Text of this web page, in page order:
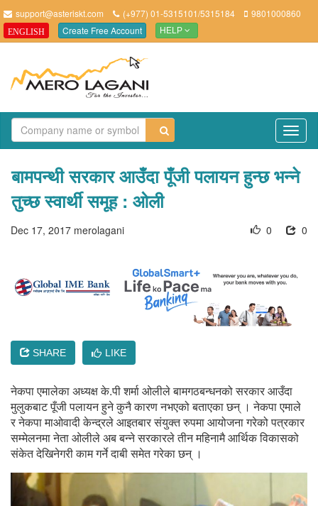
support@asteriskt.com (+977) 01-5315101/5315184 9801000860
ENGLISH Create Free Account HELP
बामपन्थी सरकार आउँदा पूँजी पलायन हुन्छ भन्ने
तुच्छ स्वार्थी समूह : ओली
Dec 17, 2017 merolagani 0
0
SHARE LIKE
नेकपा एमालेका अध्यक्ष के.पी शर्मा ओलीले बामगठबन्धनको सरकार आउँदा
मुलुकबाट पूँजी पलायन हुने कुनै कारण नभएको बताएका छन् । नेकपा एमाले
र नेकपा माओवादी केन्द्रले आइतबार संयुक्त रुपमा आयोजना गरेको पत्रकार
सम्मेलनमा नेता ओलीले अब बन्ने सरकारले तीन महिनामै आर्थिक विकासको
संकेत देखिनेगरी काम गर्ने दाबी समेत गरेका छन् ।